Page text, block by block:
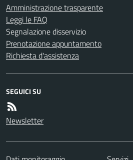
Amministrazione trasparente
Leggi le FAQ
Segnalazione disservizio
Prenotazione appuntamento
Richiesta d'assistenza
SEGUICI SU
Newsletter